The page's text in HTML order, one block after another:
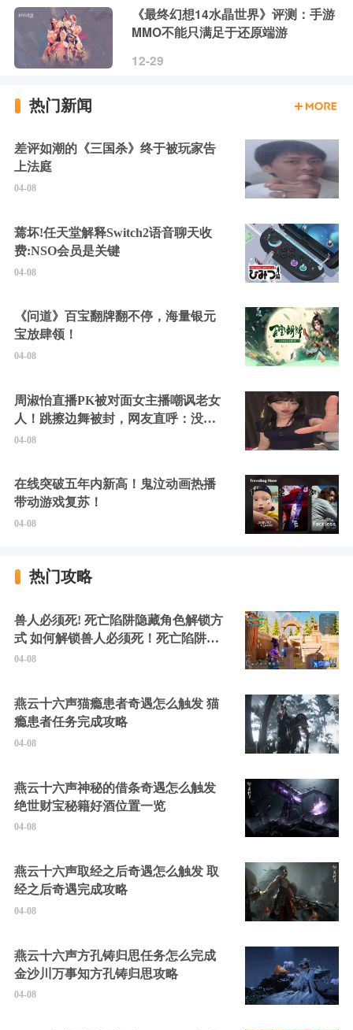
《最终幻想14水晶世界》评测：手游
MMO不能只满足于还原端游
12-29
热门新闻
差评如潮的《三国杀》终于被玩家告
上法庭
04-08
蔫坏!任天堂解释Switch2语音聊天收
费:NSO会员是关键
04-08
《问道》百宝翻牌翻不停，海量银元
宝放肆领！
04-08
周淑怡直播PK被对面女主播嘲讽老女
人！跳擦边舞被封，网友直呼：没边
硬擦封的好！
04-08
在线突破五年内新高！鬼泣动画热播
带动游戏复苏！
04-08
热门攻略
兽人必须死! 死亡陷阱隐藏角色解锁方
式 如何解锁兽人必须死！死亡陷阱中
的隐藏角色
04-08
燕云十六声猫瘾患者奇遇怎么触发 猫
瘾患者任务完成攻略
04-08
燕云十六声神秘的借条奇遇怎么触发
绝世财宝秘籍好酒位置一览
04-08
燕云十六声取经之后奇遇怎么触发 取
经之后奇遇完成攻略
04-08
燕云十六声方孔铸归思任务怎么完成
金沙川万事知方孔铸归思攻略
04-08